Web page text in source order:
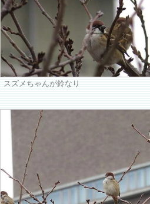
スズメちゃんが鈴なり